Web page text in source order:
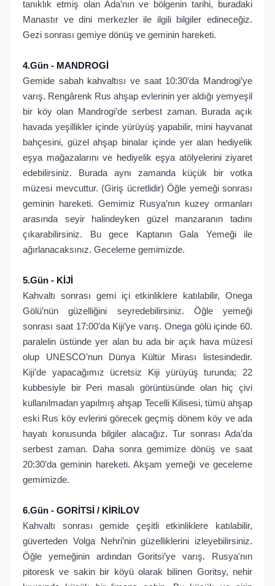
tanıklık etmiş olan Ada’nın ve bölgenin tarihi, buradaki
Manastır ve dini merkezler ile ilgili bilgiler edineceğiz.
Gezi sonrası gemiye dönüş ve geminin hareketi.
4.Gün - MANDROGİ
Gemide sabah kahvaltısı ve saat 10:30’da Mandrogi’ye
varış. Rengârenk Rus ahşap evlerinin yer aldığı yemyeşil
bir köy olan Mandrogi’de serbest zaman. Burada açık
havada yeşillikler içinde yürüyüş yapabilir, mini hayvanat
bahçesini, güzel ahşap binalar içinde yer alan hediyelik
eşya mağazalarını ve hediyelik eşya atölyelerini ziyaret
edebilirsiniz. Burada aynı zamanda küçük bir votka
müzesi mevcuttur. (Giriş ücretlidir) Öğle yemeği sonrası
geminin hareketi. Gemimiz Rusya’nın kuzey ormanları
arasında seyir halindeyken güzel manzaranın tadını
çıkarabilirsiniz. Bu gece Kaptanın Gala Yemeği ile
ağırlanacaksınız. Geceleme gemimizde.
5.Gün - KİJİ
Kahvaltı sonrası gemi içi etkinliklere katılabilir, Onega
Gölü’nün güzelliğini seyredebilirsiniz. Öğle yemeği
sonrası saat 17:00’da Kiji’ye varış. Onega gölü içinde 60.
paralelin üstünde yer alan bu ada bir açık hava müzesi
olup UNESCO’nun Dünya Kültür Mirası listesindedir.
Kiji’de yapacağımız ücretsiz Kiji yürüyüş turunda; 22
kubbesiyle bir Peri masalı görüntüsünde olan hiç çivi
kullanılmadan yapılmış ahşap Tecelli Kilisesi, tümü ahşap
eski Rus köy evlerini görecek geçmiş dönem köy ve ada
hayatı konusunda bilgiler alacağız. Tur sonrası Ada’da
serbest zaman. Daha sonra gemimize dönüş ve saat
20:30’da geminin hareketi. Akşam yemeği ve geceleme
gemimizde.
6.Gün - GORİTSİ / KİRİLOV
Kahvaltı sonrası gemide çeşitli etkinliklere katılabilir,
güverteden Volga Nehri’nin güzelliklerini izleyebilirsiniz.
Öğle yemeğinin ardından Goritsi’ye varış. Rusya'nın
pitoresk ve sakin bir köyü olarak bilinen Goritsy, nehir